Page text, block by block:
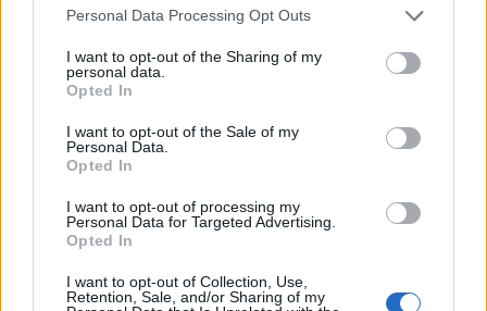
Please note that this website/app uses one or more Google
not limited to your visit or usage behaviour. You may click to
grant or deny consent to Google and its third-party tags to
use your data for below specified purposes in below Google
consent section.
Personal Data Processing Opt Outs
I want to opt-out of the Sharing of my
personal data.
Opted In
I want to opt-out of the Sale of my
Personal Data.
Opted In
I want to opt-out of processing my
Personal Data for Targeted Advertising.
Opted In
I want to opt-out of Collection, Use,
Retention, Sale, and/or Sharing of my